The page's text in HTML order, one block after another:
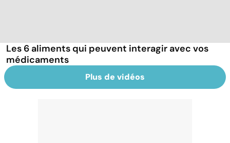
Les 6 aliments qui peuvent interagir avec vos
médicaments
Plus de vidéos